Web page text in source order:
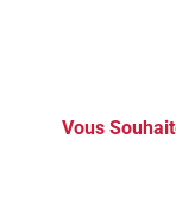
Vous